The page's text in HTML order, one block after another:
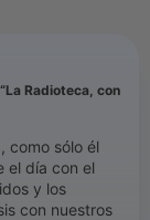
Radioteca, con
como sólo él
el día con el
y los
con nuestros